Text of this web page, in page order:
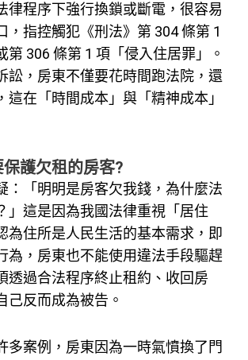
律程序下強行換鎖或斷電，很容易
，指控觸犯《刑法》第 304 條第 1
第 306 條第 1 項「侵入住居罪」。
訟，房東不僅要花時間跑法院，還
這在「時間成本」與「精神成本」
護欠租的房客?
：「明明是房客欠我錢，為什麼法
」這是因為我國法律重視「居住
為住所是人民生活的基本需求，即
為，房東也不能使用違法手段驅趕
透過合法程序終止租約、收回房
己反而成為被告。
多案例，房東因為一時氣憤換了門